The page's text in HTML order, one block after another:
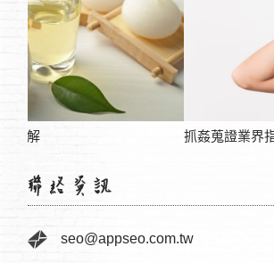
抓姦蒐證業界指標，專業調查人員辦案迅
seo@appseo.com.tw